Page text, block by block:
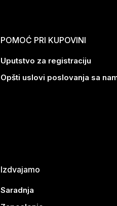
POMOĆ PRI KUPOVINI
Uputstvo za registraciju
Opšti uslovi poslovanja sa
Izdvajamo
Saradnja